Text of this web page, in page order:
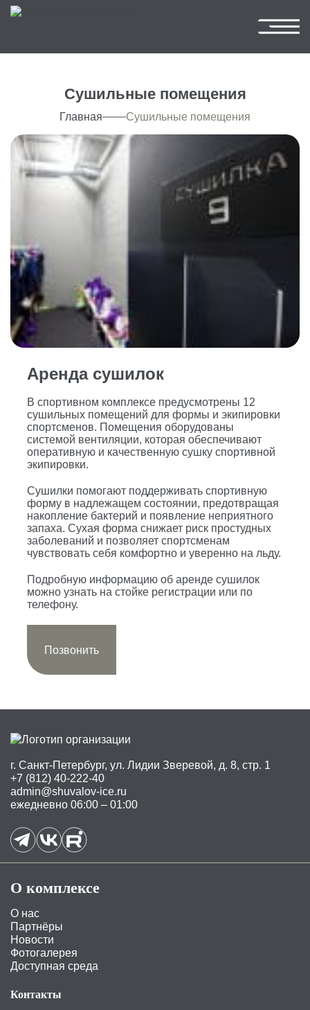
Сушильные помещения
Главная Сушильные помещения
Аренда сушилок
В спортивном комплексе предусмотрены 12
сушильных помещений для формы и экипировки
спортсменов. Помещения оборудованы
системой вентиляции, которая обеспечивают
оперативную и качественную сушку спортивной
экипировки.
Сушилки помогают поддерживать спортивную
форму в надлежащем состоянии, предотвращая
накопление бактерий и появление неприятного
запаха. Сухая форма снижает риск простудных
заболеваний и позволяет спортсменам
чувствовать себя комфортно и уверенно на льду.
Подробную информацию об аренде сушилок
можно узнать на стойке регистрации или по
телефону.
Позвонить
г. Санкт-Петербург, ул. Лидии Зверевой, д. 8, стр. 1
+7 (812) 40-222-40
admin@shuvalov-ice.ru
ежедневно 06:00 – 01:00
О комплексе
О нас
Партнёры
Новости
Фотогалерея
Доступная среда
Контакты